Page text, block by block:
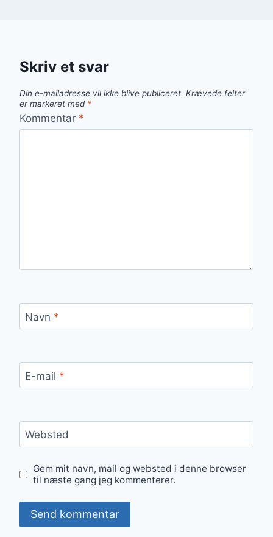
Skriv et svar
Din e-mailadresse vil ikke blive publiceret. Krævede felter
er markeret med *
Kommentar *
Navn *
E-mail *
Websted
Gem mit navn, mail og websted i denne browser
til næste gang jeg kommenterer.